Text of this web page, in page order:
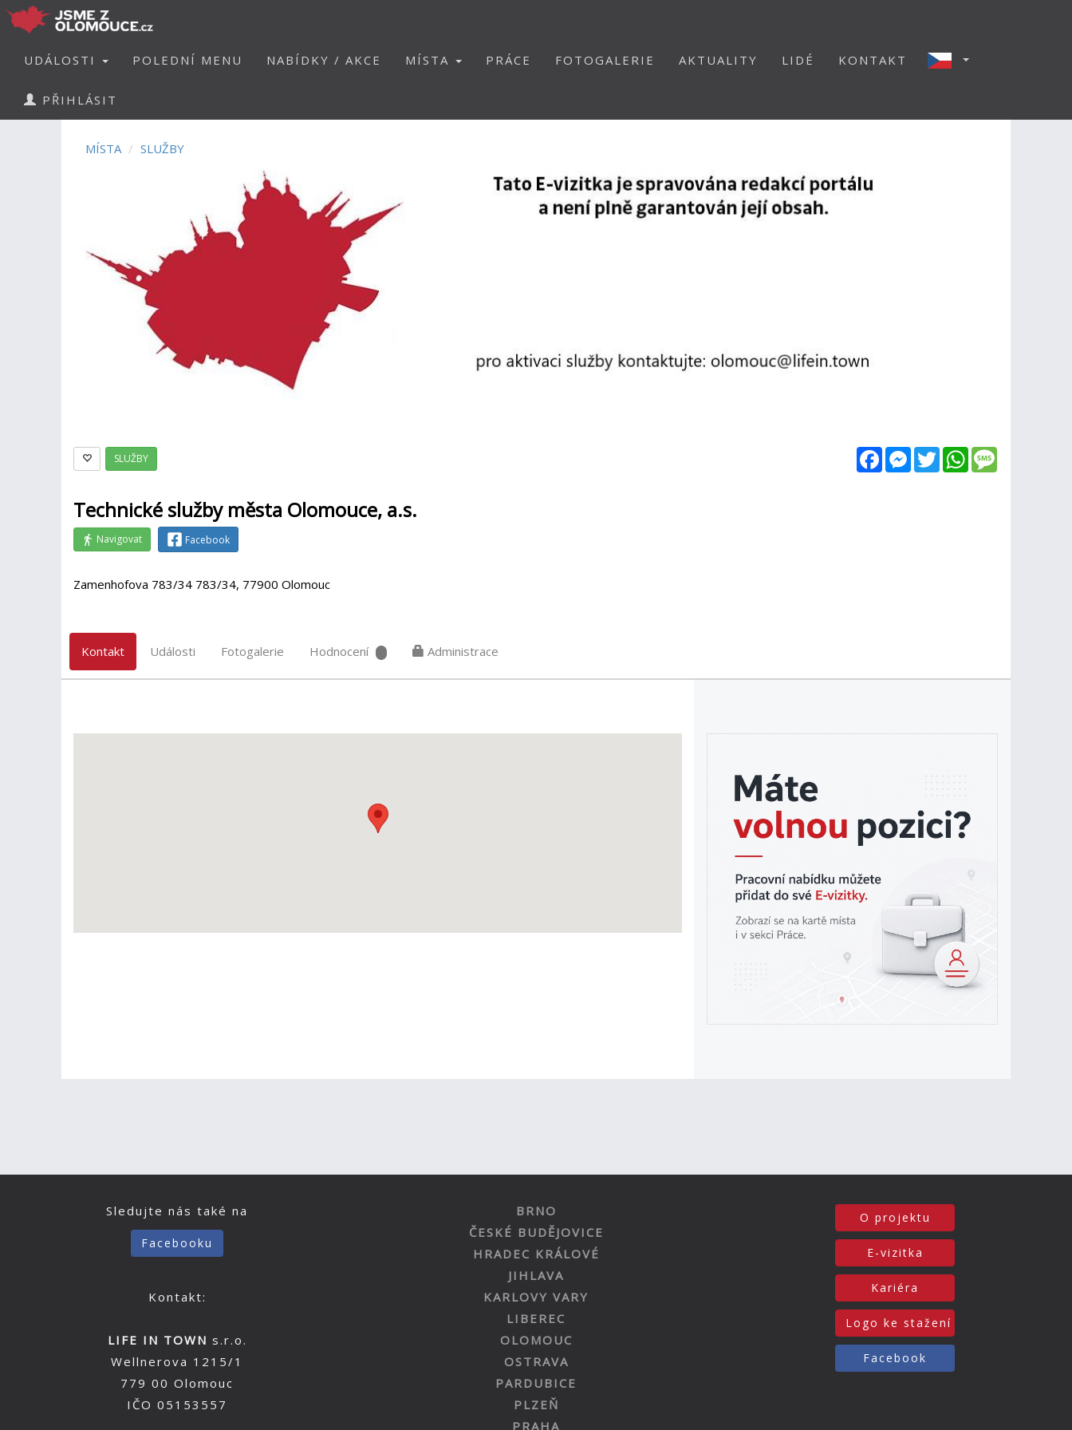
UDÁLOSTI POLEDNÍ MENU NABÍDKY / AKCE MÍSTA PRÁCE FOTOGALERIE AKTUALITY LIDÉ KONTAKT
PŘIHLÁSIT
MÍSTA SLUŽBY
FacebookMessenger
TwitterWhatsApp
SLUŽBY
Technické služby města Olomouce, a.s.
Navigovat Facebook
Zamenhofova 783/34 783/34, 77900 Olomouc
Kontakt Události Fotogalerie Hodnocení Administrace
Sledujte nás také na
Facebooku
Kontakt:
LIFE IN TOWN s.r.o.
Wellnerova 1215/1
779 00 Olomouc
IČO 05153557
BRNO
ČESKÉ BUDĚJOVICE
HRADEC KRÁLOVÉ
JIHLAVA
KARLOVY VARY
LIBEREC
OLOMOUC
OSTRAVA
PARDUBICE
PLZEŇ
PRAHA
O projektu
E-vizitka
Kariéra
Logo ke stažení
Facebook